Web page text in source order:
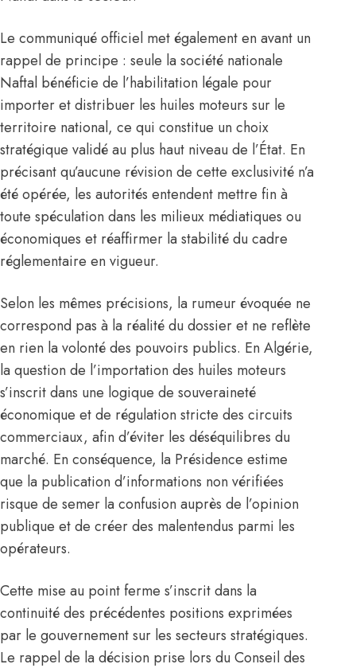
Le communiqué officiel met également en avant un
rappel de principe : seule la société nationale
Naftal bénéficie de l’habilitation légale pour
importer et distribuer les huiles moteurs sur le
territoire national, ce qui constitue un choix
stratégique validé au plus haut niveau de l’État. En
précisant qu’aucune révision de cette exclusivité n’a
été opérée, les autorités entendent mettre fin à
toute spéculation dans les milieux médiatiques ou
économiques et réaffirmer la stabilité du cadre
réglementaire en vigueur.
Selon les mêmes précisions, la rumeur évoquée ne
correspond pas à la réalité du dossier et ne reflète
en rien la volonté des pouvoirs publics. En Algérie,
la question de l’importation des huiles moteurs
s’inscrit dans une logique de souveraineté
économique et de régulation stricte des circuits
commerciaux, afin d’éviter les déséquilibres du
marché. En conséquence, la Présidence estime
que la publication d’informations non vérifiées
risque de semer la confusion auprès de l’opinion
publique et de créer des malentendus parmi les
opérateurs.
Cette mise au point ferme s’inscrit dans la
continuité des précédentes positions exprimées
par le gouvernement sur les secteurs stratégiques.
Le rappel de la décision prise lors du Conseil des